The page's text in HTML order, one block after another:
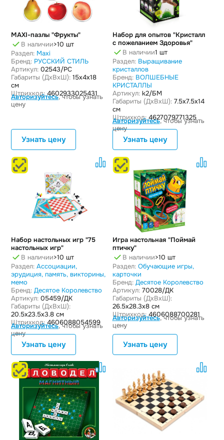
MAXI-пазлы "Фрукты"
В наличии>10 шт
Раздел: Maxi
Бренд: РУССКИЙ СТИЛЬ
Артикул: 02543/PC
Габариты (ДxВxШ): 15x4x18
см
Штрихкод: 4602933025431
Авторизуйтесь, чтобы узнать
цену
Узнать цену
Набор для опытов "Кристалл
с пожеланием Здоровья"
В наличии1 шт
Раздел: Выращивание
кристаллов
Бренд: ВОЛШЕБНЫЕ
КРИСТАЛЛЫ
Артикул:k2/БМ
Габариты (ДxВxШ):7.5x7.5x14
см
Штрихкод:4627079771325
Авторизуйтесь, чтобы узнать
цену
Узнать цену
Набор настольных игр "75
настольных игр"
В наличии>10 шт
Раздел: Ассоциации,
эрудиция, память, викторины,
мемо
Бренд: Десятое Королевство
Артикул: 05459/ДК
Габариты (ДxВxШ):
20.5x23.5x3.8 см
Штрихкод: 4606088054599
Авторизуйтесь, чтобы узнать
цену
Узнать цену
Игра настольная "Поймай
птичку"
В наличии>10 шт
Раздел: Обучающие игры,
карточки
Бренд: Десятое Королевство
Артикул:70028/ДК
Габариты (ДxВxШ):
26.5x28.3x8 см
Штрихкод:4606088700281
Авторизуйтесь, чтобы узнать
цену
Узнать цену